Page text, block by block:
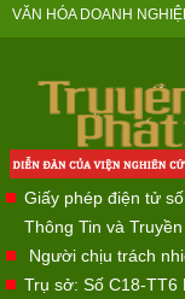
VĂN HÓA DOANH
Giấy phép điện tử
Thông Tin và
Người chịu trách
Trụ sở: Số C18-TT6